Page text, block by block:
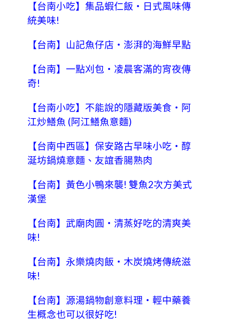
【台南小吃】集品蝦仁飯‧日式風味傳
統美味!
【台南】山記魚仔店‧澎湃的海鮮早點
【台南】一點刈包‧凌晨客滿的宵夜傳
奇!
【台南小吃】不能說的隱藏版美食‧阿
江炒鱔魚 (阿江鱔魚意麵)
【台南中西區】保安路古早味小吃‧醇
涎坊鍋燒意麵、友誼香腸熟肉
【台南】黃色小鴨來襲! 雙魚2次方美式
漢堡
【台南】武廟肉圓‧清蒸好吃的清爽美
味!
【台南】永樂燒肉飯‧木炭燒烤傳統滋
味!
【台南】源湯鍋物創意料理‧輕中藥養
生概念也可以很好吃!